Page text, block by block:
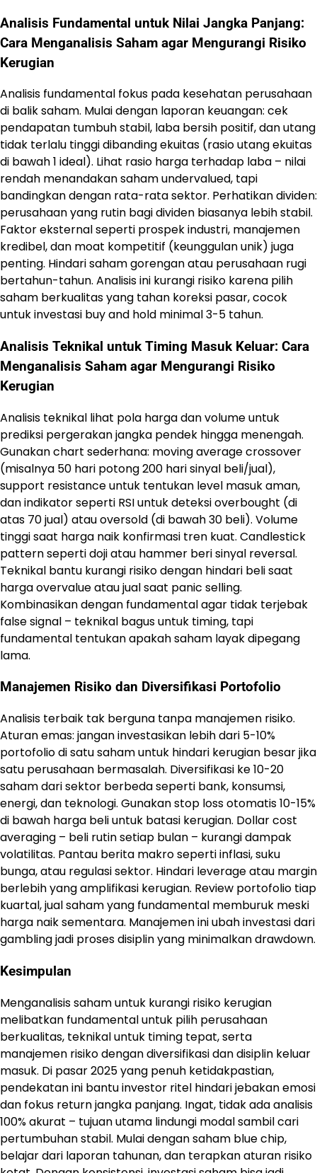
Analisis Fundamental untuk Nilai Jangka Panjang:
Cara Menganalisis Saham agar Mengurangi Risiko
Kerugian
Analisis fundamental fokus pada kesehatan perusahaan
di balik saham. Mulai dengan laporan keuangan: cek
pendapatan tumbuh stabil, laba bersih positif, dan utang
tidak terlalu tinggi dibanding ekuitas (rasio utang ekuitas
di bawah 1 ideal). Lihat rasio harga terhadap laba – nilai
rendah menandakan saham undervalued, tapi
bandingkan dengan rata-rata sektor. Perhatikan dividen:
perusahaan yang rutin bagi dividen biasanya lebih stabil.
Faktor eksternal seperti prospek industri, manajemen
kredibel, dan moat kompetitif (keunggulan unik) juga
penting. Hindari saham gorengan atau perusahaan rugi
bertahun-tahun. Analisis ini kurangi risiko karena pilih
saham berkualitas yang tahan koreksi pasar, cocok
untuk investasi buy and hold minimal 3-5 tahun.
Analisis Teknikal untuk Timing Masuk Keluar: Cara
Menganalisis Saham agar Mengurangi Risiko
Kerugian
Analisis teknikal lihat pola harga dan volume untuk
prediksi pergerakan jangka pendek hingga menengah.
Gunakan chart sederhana: moving average crossover
(misalnya 50 hari potong 200 hari sinyal beli/jual),
support resistance untuk tentukan level masuk aman,
dan indikator seperti RSI untuk deteksi overbought (di
atas 70 jual) atau oversold (di bawah 30 beli). Volume
tinggi saat harga naik konfirmasi tren kuat. Candlestick
pattern seperti doji atau hammer beri sinyal reversal.
Teknikal bantu kurangi risiko dengan hindari beli saat
harga overvalue atau jual saat panic selling.
Kombinasikan dengan fundamental agar tidak terjebak
false signal – teknikal bagus untuk timing, tapi
fundamental tentukan apakah saham layak dipegang
lama.
Manajemen Risiko dan Diversifikasi Portofolio
Analisis terbaik tak berguna tanpa manajemen risiko.
Aturan emas: jangan investasikan lebih dari 5-10%
portofolio di satu saham untuk hindari kerugian besar jika
satu perusahaan bermasalah. Diversifikasi ke 10-20
saham dari sektor berbeda seperti bank, konsumsi,
energi, dan teknologi. Gunakan stop loss otomatis 10-15%
di bawah harga beli untuk batasi kerugian. Dollar cost
averaging – beli rutin setiap bulan – kurangi dampak
volatilitas. Pantau berita makro seperti inflasi, suku
bunga, atau regulasi sektor. Hindari leverage atau margin
berlebih yang amplifikasi kerugian. Review portofolio tiap
kuartal, jual saham yang fundamental memburuk meski
harga naik sementara. Manajemen ini ubah investasi dari
gambling jadi proses disiplin yang minimalkan drawdown.
Kesimpulan
Menganalisis saham untuk kurangi risiko kerugian
melibatkan fundamental untuk pilih perusahaan
berkualitas, teknikal untuk timing tepat, serta
manajemen risiko dengan diversifikasi dan disiplin keluar
masuk. Di pasar 2025 yang penuh ketidakpastian,
pendekatan ini bantu investor ritel hindari jebakan emosi
dan fokus return jangka panjang. Ingat, tidak ada analisis
100% akurat – tujuan utama lindungi modal sambil cari
pertumbuhan stabil. Mulai dengan saham blue chip,
belajar dari laporan tahunan, dan terapkan aturan risiko